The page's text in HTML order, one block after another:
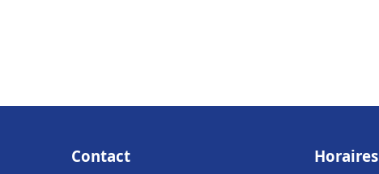
Contact Horaires